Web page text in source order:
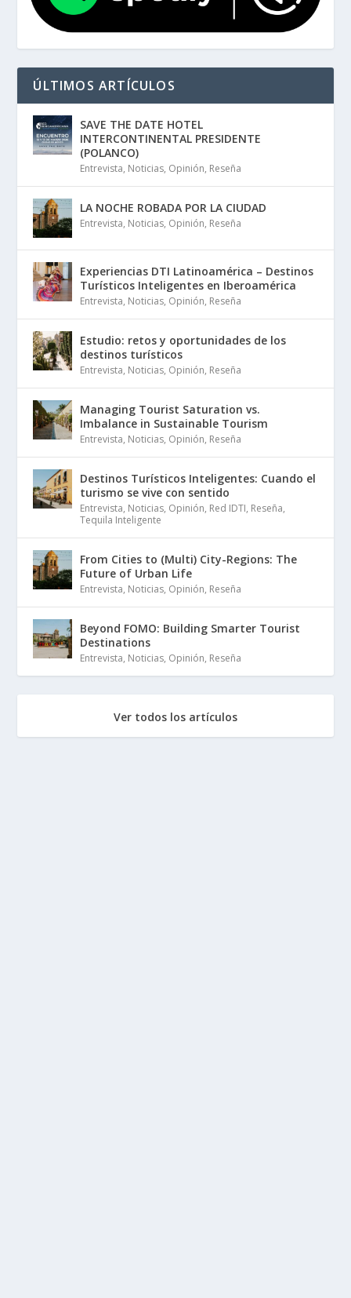
ÚLTIMOS ARTÍCULOS
SAVE THE DATE HOTEL
INTERCONTINENTAL PRESIDENTE
(POLANCO)
Entrevista, Noticias, Opinión, Reseña
LA NOCHE ROBADA POR LA CIUDAD
Entrevista, Noticias, Opinión, Reseña
Experiencias DTI Latinoamérica – Destinos
Turísticos Inteligentes en Iberoamérica
Entrevista, Noticias, Opinión, Reseña
Estudio: retos y oportunidades de los
destinos turísticos
Entrevista, Noticias, Opinión, Reseña
Managing Tourist Saturation vs.
Imbalance in Sustainable Tourism
Entrevista, Noticias, Opinión, Reseña
Destinos Turísticos Inteligentes: Cuando el
turismo se vive con sentido
Entrevista, Noticias, Opinión, Red IDTI, Reseña,
Tequila Inteligente
From Cities to (Multi) City-Regions: The
Future of Urban Life
Entrevista, Noticias, Opinión, Reseña
Beyond FOMO: Building Smarter Tourist
Destinations
Entrevista, Noticias, Opinión, Reseña
Ver todos los artículos